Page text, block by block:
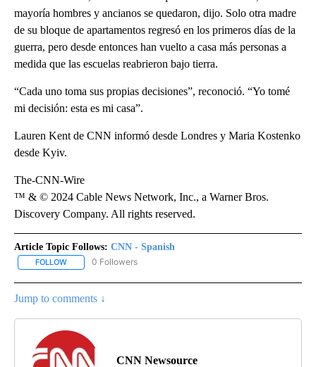
mayoría hombres y ancianos se quedaron, dijo. Solo otra madre
de su bloque de apartamentos regresó en los primeros días de la
guerra, pero desde entonces han vuelto a casa más personas a
medida que las escuelas reabrieron bajo tierra.
“Cada uno toma sus propias decisiones”, reconoció. “Yo tomé
mi decisión: esta es mi casa”.
Lauren Kent de CNN informó desde Londres y Maria Kostenko
desde Kyiv.
The-CNN-Wire
™ & © 2024 Cable News Network, Inc., a Warner Bros.
Discovery Company. All rights reserved.
Article Topic Follows: CNN - Spanish
FOLLOW FOLLOW "CNN - SPANISH" TO RECEIVE NOTIFICATIONS ABOUT
0 Followers
Jump to comments ↓
CNN Newsource